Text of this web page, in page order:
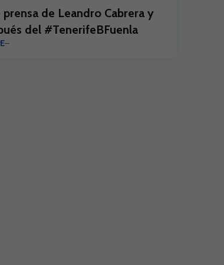
prensa de Leandro Cabrera y
del #TenerifeBFuenla